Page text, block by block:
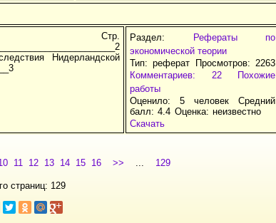
Стр.
Нидерландской
Раздел: Рефераты по
экономической теории
Тип: реферат Просмотров: 2263
Комментариев: 22
Похожие
работы
Оценило: 5 человек Средний
балл: 4.4 Оценка: неизвестно
Скачать
11 12 13 14 15 16 >> 129
страниц: 129